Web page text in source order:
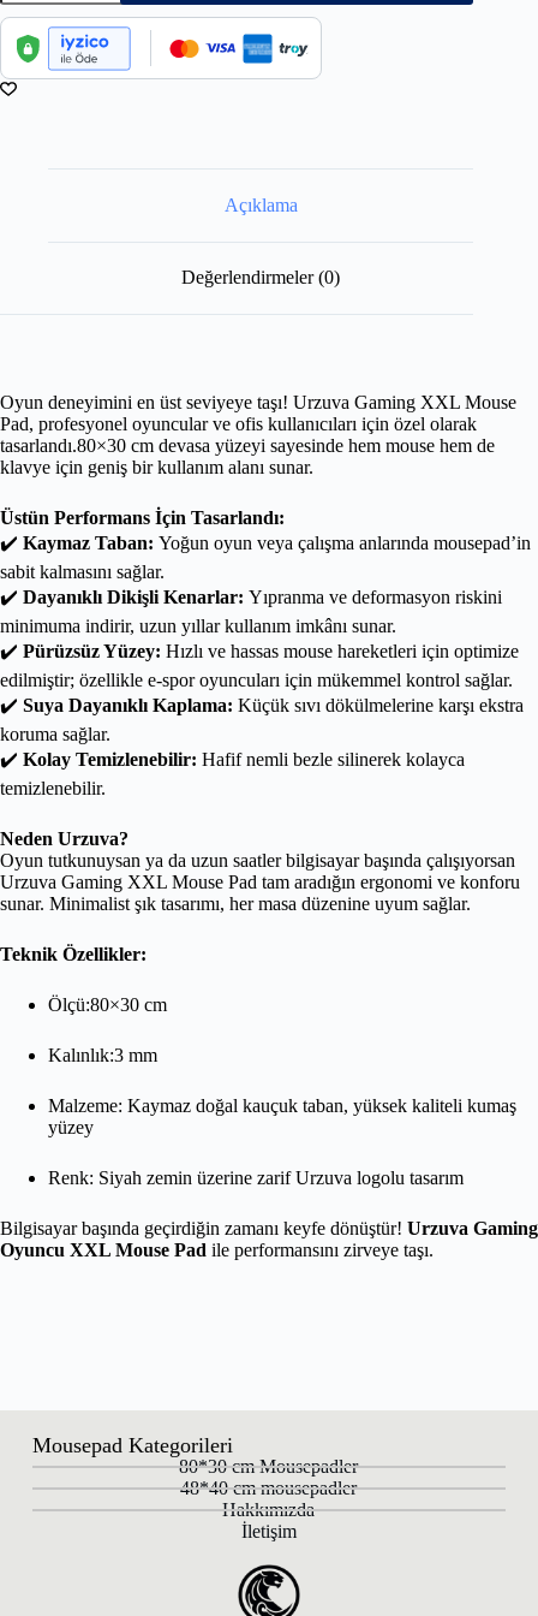
Açıklama
Değerlendirmeler (0)
Oyun deneyimini en üst seviyeye taşı! Urzuva Gaming XXL Mouse
Pad, profesyonel oyuncular ve ofis kullanıcıları için özel olarak
tasarlandı.80×30 cm devasa yüzeyi sayesinde hem mouse hem de
klavye için geniş bir kullanım alanı sunar.
Üstün Performans İçin Tasarlandı:
✔️ Kaymaz Taban: Yoğun oyun veya çalışma anlarında mousepad’in
sabit kalmasını sağlar.
✔️ Dayanıklı Dikişli Kenarlar: Yıpranma ve deformasyon riskini
minimuma indirir, uzun yıllar kullanım imkânı sunar.
✔️ Pürüzsüz Yüzey: Hızlı ve hassas mouse hareketleri için optimize
edilmiştir; özellikle e-spor oyuncuları için mükemmel kontrol sağlar.
✔️ Suya Dayanıklı Kaplama: Küçük sıvı dökülmelerine karşı ekstra
koruma sağlar.
✔️ Kolay Temizlenebilir: Hafif nemli bezle silinerek kolayca
temizlenebilir.
Neden Urzuva?
Oyun tutkunuysan ya da uzun saatler bilgisayar başında çalışıyorsan
Urzuva Gaming XXL Mouse Pad tam aradığın ergonomi ve konforu
sunar. Minimalist şık tasarımı, her masa düzenine uyum sağlar.
Teknik Özellikler:
Ölçü:80×30 cm
Kalınlık:3 mm
Malzeme: Kaymaz doğal kauçuk taban, yüksek kaliteli kumaş
yüzey
Renk: Siyah zemin üzerine zarif Urzuva logolu tasarım
Bilgisayar başında geçirdiğin zamanı keyfe dönüştür! Urzuva Gaming
Oyuncu XXL Mouse Pad ile performansını zirveye taşı.
Mousepad Kategorileri
80*30 cm Mousepadler
48*40 cm mousepadler
Hakkımızda
İletişim